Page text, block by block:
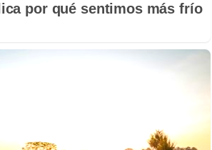
por qué sentimos más frío